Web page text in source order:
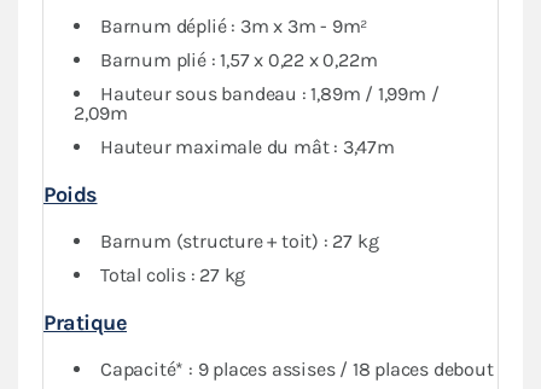
Barnum déplié : 3m x 3m - 9m²
Barnum plié : 1,57 x 0,22 x 0,22m
Hauteur sous bandeau : 1,89m / 1,99m /
2,09m
Hauteur maximale du mât : 3,47m
Poids
Barnum (structure + toit) : 27 kg
Total colis : 27 kg
Pratique
Capacité* : 9 places assises / 18 places debout